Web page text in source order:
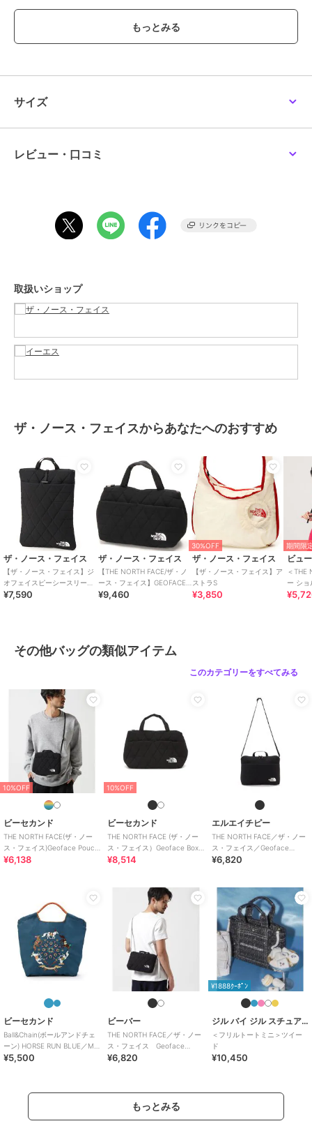
／その他バッグ
性別タイプ
メンズ
カラー
サイズ F,ONESIZE
素材
サイズ
レビュー・口コミ
取扱いショップ
ザ・ノース・フェイスからあなたへのおすすめ
ザ・ノース・フェイス
【ザ・ノース・フェイス】ジ
オフェイスピーシースリーブ
15インチ
¥7,590
ザ・ノース・フェイス
【THE NORTH FACE/ザ・ノ
ース・フェイス】GEOFACE
BOX TOTE
¥9,460
30%OFF
ザ・ノース・フェイス
【ザ・ノース・フェイス】ア
ストラS
¥3,850
期間限
＜THE
ー シ
ルダー
その他バッグの類似アイテム
このカテゴリーをすべてみる
10%OFF
ビーセカンド
THE NORTH FACE(ザ・ノー
ス・フェイス)Geoface Pouch
ジオフェイスポーチ
¥6,138
10%OFF
ビーセカンド
THE NORTH FACE (ザ・ノー
ス・フェイス）Geoface Box
Tote
¥8,514
エルエイチピー
THE NORTH FACE／ザ・ノー
ス・フェイス／Geoface
Pouch
¥6,820
ビーセカンド
Ball&Chain(ボールアンドチェ
ーン) HORSE RUN BLUE／M
サイズ
¥5,500
ビーバー
THE NORTH FACE／ザ・ノー
ス・フェイス Geoface
Pouch
¥6,820
¥1888ｸｰﾎﾟﾝ
ジル バイ ジル スチュアート
＜フリルトートミニ＞ツイー
ド
¥10,450
もっとみる